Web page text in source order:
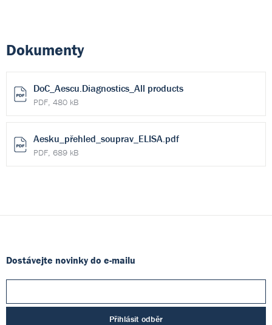
Dokumenty
DoC_Aescu.Diagnostics_All products
PDF, 480 kB
Aesku_přehled_souprav_ELISA.pdf
PDF, 689 kB
Dostávejte novinky do e-mailu
Přihlásit odběr